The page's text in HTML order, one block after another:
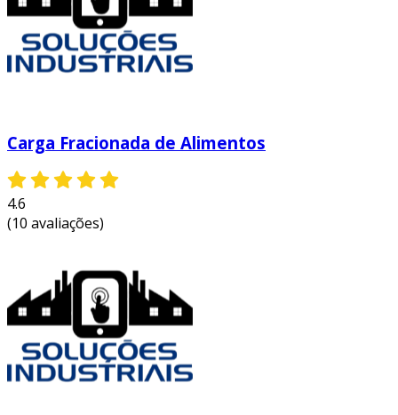
fluindo sem interrupções, garantindo que
setores críticos, como o automotivo e o
alimentício, mantenham suas operações sem
Carga Fracionada de Alimentos
4.6
(10 avaliações)